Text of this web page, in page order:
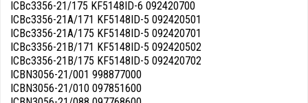
ICBc3356-21/175 KF5148ID-6 092420700
ICBc3356-21A/171 KF5148ID-5 092420501
ICBc3356-21A/175 KF5148ID-5 092420701
ICBc3356-21B/171 KF5148ID-5 092420502
ICBc3356-21B/175 KF5148ID-5 092420702
ICBN3056-21/001 998877000
ICBN3056-21/010 097851600